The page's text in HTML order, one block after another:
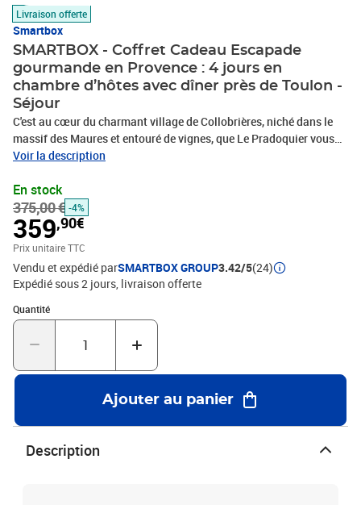
Livraison offerte
Smartbox
SMARTBOX - Coffret Cadeau Escapade
gourmande en Provence : 4 jours en
chambre d’hôtes avec dîner près de Toulon -
Séjour
C'est au cœur du charmant village de Collobrières, niché dans le
massif des Maures et entouré de vignes, que Le Pradoquier vous
ouvre grand ses portes lors d’un séjour gourmand de 4 jours en
paisible, vous invite à vous installer en chambre double le temps
de 3 nuits en toute sérénité. Le matin venu, vous bénéficierez d’un
petit-déjeuner continental, idéal pour démarrer votre journée du
bon pied. Savourez le calme et la douceur de vivre de ce petit coin
de tranquillité, profitez du soleil sur la terrasse et passez des
instants relaxants au bord de la piscine. Un délicieux dîner vous
attend ensuite, parfait pour les plus gourmands ! Calme et
ensoleillement seront au rendez-vous !Escapade gourmande en
Provence : 4 jours en chambre d’hôtes avec dîner près de Toulon
Voir la description
En stock
375,00 € -4%
359,90€
Prix unitaire TTC
Vendu et expédié parSMARTBOX GROUP3.42/5(24)
Expédié sous 2 jours livraison offerte
Quantité
Quantité : 1
Ajouter au panier
Description